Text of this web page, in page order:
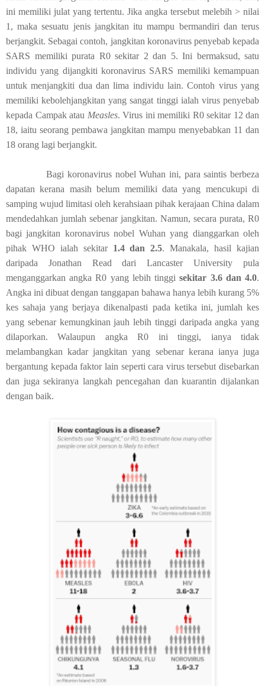
ini memiliki julat yang tertentu. Jika angka tersebut melebih > nilai
1, maka sesuatu jenis jangkitan itu mampu bermandiri dan terus
berjangkit. Sebagai contoh, jangkitan koronavirus penyebab kepada
SARS memiliki purata R0 sekitar 2 dan 5. Ini bermaksud, satu
individu yang dijangkiti koronavirus SARS memiliki kemampuan
untuk menjangkiti dua dan lima individu lain. Contoh virus yang
memiliki kebolehjangkitan yang sangat tinggi ialah virus penyebab
kepada Campak atau Measles. Virus ini memiliki R0 sekitar 12 dan
18, iaitu seorang pembawa jangkitan mampu menyebabkan 11 dan
18 orang lagi berjangkit.
Bagi koronavirus nobel Wuhan ini, para saintis berbeza
dapatan kerana masih belum memiliki data yang mencukupi di
samping wujud limitasi oleh kerahsiaan pihak kerajaan China dalam
mendedahkan jumlah sebenar jangkitan. Namun, secara purata, R0
bagi jangkitan koronavirus nobel Wuhan yang dianggarkan oleh
pihak WHO ialah sekitar 1.4 dan 2.5. Manakala, hasil kajian
daripada Jonathan Read dari Lancaster University pula
menganggarkan angka R0 yang lebih tinggisekitar 3.6 dan 4.0.
Angka ini dibuat dengan tanggapan bahawa hanya lebih kurang 5%
kes sahaja yang berjaya dikenalpasti pada ketika ini, jumlah kes
yang sebenar kemungkinan jauh lebih tinggi daripada angka yang
dilaporkan. Walaupun angka R0 ini tinggi, ianya tidak
melambangkan kadar jangkitan yang sebenar kerana ianya juga
bergantung kepada faktor lain seperti cara virus tersebut disebarkan
dan juga sekiranya langkah pencegahan dan kuarantin dijalankan
dengan baik.